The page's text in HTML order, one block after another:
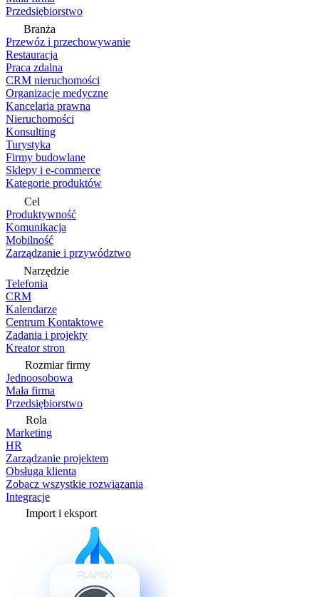
Przedsiębiorstwo
Branża
Przewóz i przechowywanie
Restauracja
Praca zdalna
CRM nieruchomości
Organizacje medyczne
Kancelaria prawna
Nieruchomości
Konsulting
Turystyka
Firmy budowlane
Sklepy i e-commerce
Kategorie produktów
Cel
Produktywność
Komunikacja
Mobilność
Zarządzanie i przywództwo
Narzędzie
Telefonia
CRM
Kalendarze
Centrum Kontaktowe
Zadania i projekty
Kreator stron
Rozmiar firmy
Jednoosobowa
Mała firma
Przedsiębiorstwo
Rola
Marketing
HR
Zarządzanie projektem
Obsługa klienta
Zobacz wszystkie rozwiązania
Integracje
Import i eksport